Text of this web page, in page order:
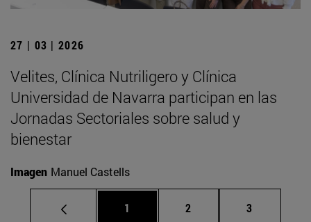
27 | 03 | 2026
Velites, Clínica Nutriligero y Clínica
Universidad de Navarra participan en las
Jornadas Sectoriales sobre salud y
bienestar
Imagen Manuel Castells
Página
1 Página
2 Página
3